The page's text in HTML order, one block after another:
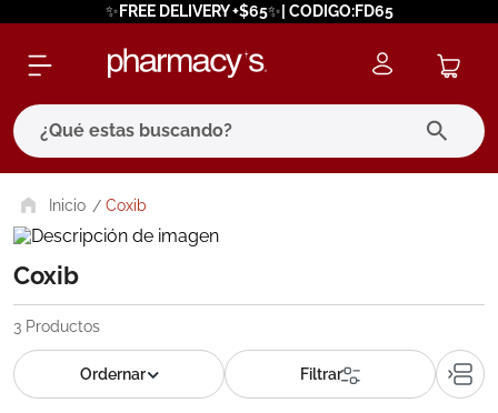
✨FREE DELIVERY +$65✨| CODIGO:FD65
¿Qué estas buscando?
Coxib
Coxib
3 Productos
términos más buscados
1. eucerin
2. protector solar
3. bioderma
5. cerave